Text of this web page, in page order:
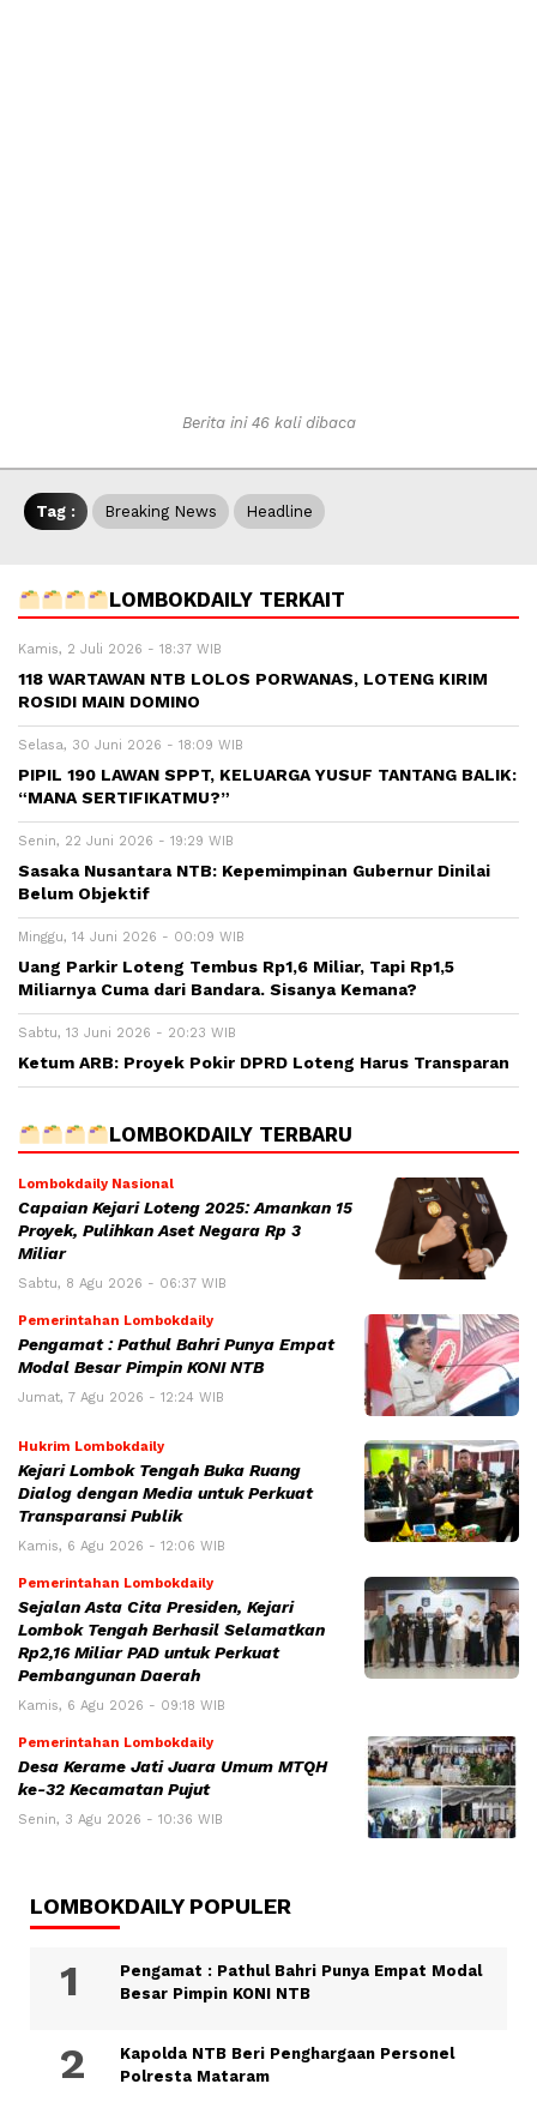
Berita ini 46 kali dibaca
Tag : Breaking News Headline
LOMBOKDAILY TERKAIT
Kamis, 2 Juli 2026 - 18:37 WIB
118 WARTAWAN NTB LOLOS PORWANAS, LOTENG KIRIM
ROSIDI MAIN DOMINO
Selasa, 30 Juni 2026 - 18:09 WIB
PIPIL 190 LAWAN SPPT, KELUARGA YUSUF TANTANG BALIK:
“MANA SERTIFIKATMU?”
Senin, 22 Juni 2026 - 19:29 WIB
Sasaka Nusantara NTB: Kepemimpinan Gubernur Dinilai
Belum Objektif
Minggu, 14 Juni 2026 - 00:09 WIB
Uang Parkir Loteng Tembus Rp1,6 Miliar, Tapi Rp1,5
Miliarnya Cuma dari Bandara. Sisanya Kemana?
Sabtu, 13 Juni 2026 - 20:23 WIB
Ketum ARB: Proyek Pokir DPRD Loteng Harus Transparan
LOMBOKDAILY TERBARU
Lombokdaily Nasional
Capaian Kejari Loteng 2025: Amankan 15
Proyek, Pulihkan Aset Negara Rp 3
Miliar
Sabtu, 8 Agu 2026 - 06:37 WIB
Pemerintahan Lombokdaily
Pengamat : Pathul Bahri Punya Empat
Modal Besar Pimpin KONI NTB
Jumat, 7 Agu 2026 - 12:24 WIB
Hukrim Lombokdaily
Kejari Lombok Tengah Buka Ruang
Dialog dengan Media untuk Perkuat
Transparansi Publik
Kamis, 6 Agu 2026 - 12:06 WIB
Pemerintahan Lombokdaily
Sejalan Asta Cita Presiden, Kejari
Lombok Tengah Berhasil Selamatkan
Rp2,16 Miliar PAD untuk Perkuat
Pembangunan Daerah
Kamis, 6 Agu 2026 - 09:18 WIB
Pemerintahan Lombokdaily
Desa Kerame Jati Juara Umum MTQH
ke-32 Kecamatan Pujut
Senin, 3 Agu 2026 - 10:36 WIB
LOMBOKDAILY POPULER
Pengamat : Pathul Bahri Punya Empat Modal
Besar Pimpin KONI NTB
Kapolda NTB Beri Penghargaan Personel
Polresta Mataram